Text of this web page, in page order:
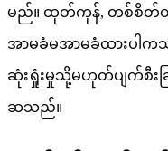
မည်။ ထုတ်ကုန်, တစ်စိတ်
အာမခံမအာမခံထားပါ
ဆုံးရှုံးမှုသို့မဟုတ်ပျက်စီးခ
ဆသည်။